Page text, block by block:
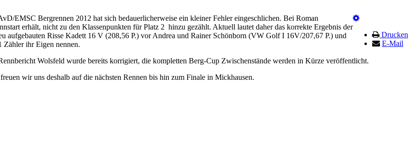
Drucken
E-Mail
EMSC Bergrennen 2012 hat sich bedauerlicherweise ein kleiner Fehler eingeschlichen. Bei Roman
erhält, nicht zu den Klassenpunkten für Platz 2 hinzu gezählt. Aktuell lautet daher das korrekte Ergebnis der
aufgebauten Risse Kadett 16 V (208,56 P.) vor Andrea und Rainer Schönborn (VW Golf I 16V/207,67 P.) und
Zähler ihr Eigen nennen.
Wolsfeld wurde bereits korrigiert, die kompletten Berg-Cup Zwischenstände werden in Kürze veröffentlicht.
wir uns deshalb auf die nächsten Rennen bis hin zum Finale in Mickhausen.